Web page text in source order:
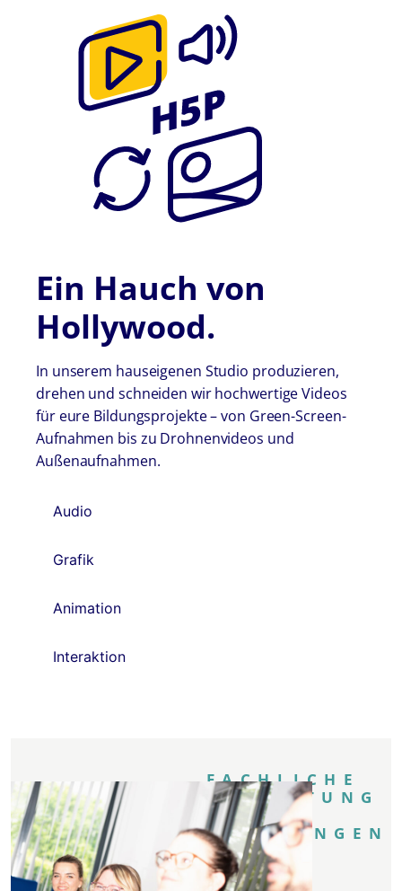
Audio
Grafik
Animation
Interaktion
Ein Hauch von
Hollywood.
In unserem hauseigenen Studio produzieren,
drehen und schneiden wir hochwertige Videos
für eure Bildungsprojekte – von Green-Screen-
Aufnahmen bis zu Drohnenvideos und
Außenaufnahmen.
FACHLICHE
BEGLEITUNG
UND
SCHULUNGEN
Unser